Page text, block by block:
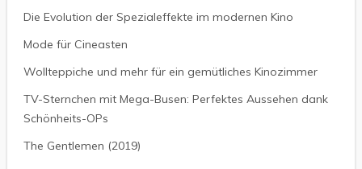
Die Evolution der Spezialeffekte im modernen Kino
Mode für Cineasten
Wollteppiche und mehr für ein gemütliches Kinozimmer
TV-Sternchen mit Mega-Busen: Perfektes Aussehen dank
Schönheits-OPs
The Gentlemen (2019)